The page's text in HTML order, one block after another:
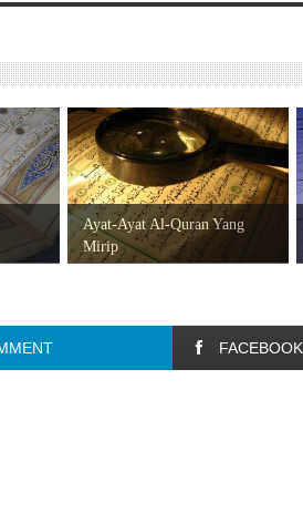
Ayat-Ayat Al-Quran Yang
Mirip